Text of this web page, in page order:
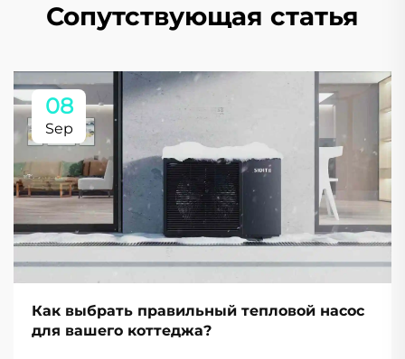
Сопутствующая статья
08
Sep
Как выбрать правильный тепловой насос
для вашего коттеджа?